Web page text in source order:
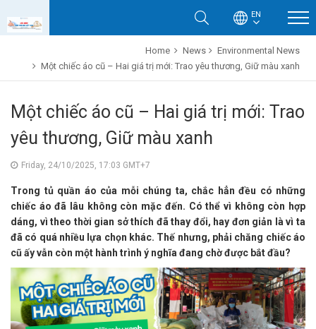
EN
Home News
Environmental News
Một chiếc áo cũ – Hai giá trị mới: Trao yêu thương, Giữ màu xanh
Một chiếc áo cũ – Hai giá trị mới: Trao
yêu thương, Giữ màu xanh
Friday, 24/10/2025, 17:03 GMT+7
Trong tủ quần áo của mỗi chúng ta, chắc hẳn đều có những
chiếc áo đã lâu không còn mặc đến. Có thể vì không còn hợp
dáng, vì theo thời gian sở thích đã thay đổi, hay đơn giản là vì ta
đã có quá nhiều lựa chọn khác. Thế nhưng, phải chăng chiếc áo
cũ ấy vẫn còn một hành trình ý nghĩa đang chờ được bắt đầu?